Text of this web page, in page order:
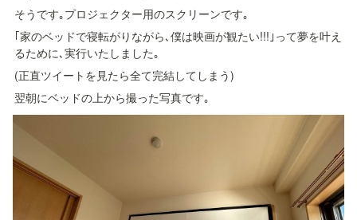
そうです｡プロジェクター用のスクリーンです｡
｢家のベッドで寝転がりながら､僕は映画が観たい!!!｣って夢を叶え
るために､実行いたしました｡
(正直ツイートを見たら全て完結してしまう)
翌朝にベッドの上から撮った写真です｡